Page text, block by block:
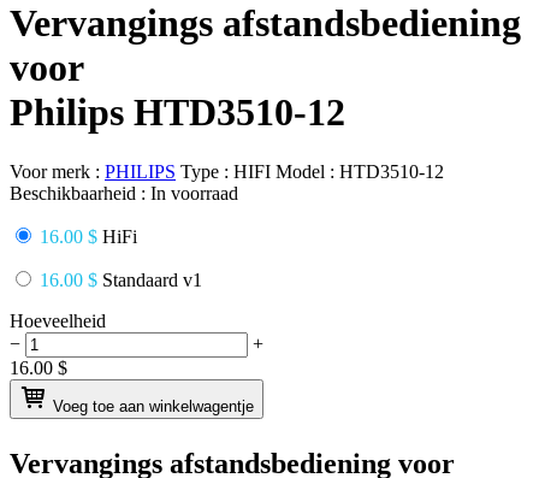
Vervangings afstandsbediening
voor
Philips HTD3510-12
Voor merk : PHILIPS Type : HIFI Model : HTD3510-12
Beschikbaarheid : In voorraad
16.00 $ HiFi
16.00 $ Standaard v1
Hoeveelheid
−
+
16.00 $
Voeg toe aan winkelwagentje
Vervangings afstandsbediening voor